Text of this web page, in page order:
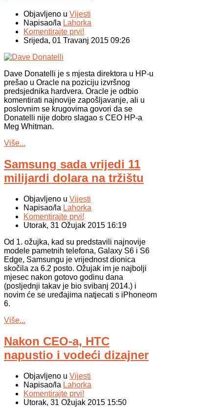
Objavljeno u Vijesti
Napisao/la Lahorka
Komentirajte prvi!
Srijeda, 01 Travanj 2015 09:26
Dave Donatelli je s mjesta direktora u HP-u
prešao u Oracle na poziciju izvršnog
predsjednika hardvera. Oracle je odbio
komentirati najnovije zapošljavanje, ali u
poslovnim se krugovima govori da se
Donatelli nije dobro slagao s CEO HP-a
Meg Whitman.
Više...
Samsung sada vrijedi 11
milijardi dolara na tržištu
Objavljeno u Vijesti
Napisao/la Lahorka
Komentirajte prvi!
Utorak, 31 Ožujak 2015 16:19
Od 1. ožujka, kad su predstavili najnovije
modele pametnih telefona, Galaxy S6 i S6
Edge, Samsungu je vrijednost dionica
skočila za 6.2 posto. Ožujak im je najbolji
mjesec nakon gotovo godinu dana
(posljednji takav je bio svibanj 2014.) i
novim će se uređajima natjecati s iPhoneom
6.
Više...
Nakon CEO-a, HTC
napustio i vodeći dizajner
Objavljeno u Vijesti
Napisao/la Lahorka
Komentirajte prvi!
Utorak, 31 Ožujak 2015 15:50